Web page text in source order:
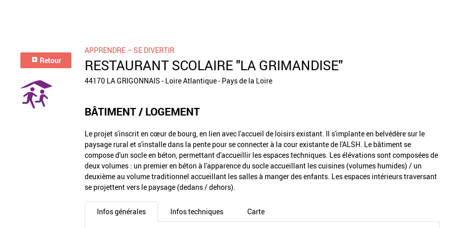
Retour
APPRENDRE – SE DIVERTIR
RESTAURANT SCOLAIRE "LA GRIMANDISE"
44170 LA GRIGONNAIS - Loire Atlantique - Pays de la Loire
BÂTIMENT / LOGEMENT
Le projet s'inscrit en cœur de bourg, en lien avec l'accueil de loisirs existant. Il s'implante en belvédère sur le
paysage rural et s'installe dans la pente pour se connecter à la cour existante de l'ALSH. Le bâtiment se
compose d'un socle en béton, permettant d'accueillir les espaces techniques. Les élévations sont composées de
deux volumes : un premier en béton à l'apparence du socle accueillant les cuisines (volumes humides) / un
deuxième au volume traditionnel accueillant les salles à manger des enfants. Les espaces intérieurs traversant
se projettent vers le paysage (dedans / dehors).
Infos générales Infos techniques Carte